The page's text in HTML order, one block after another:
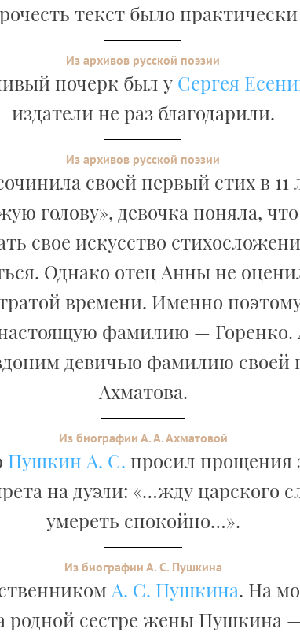
текст было
Из архивов русской поэзии
почерк был у Сергея
издатели не раз благодарили.
Из архивов русской поэзии
своей первый стих в 11
голову», девочка поняла,
свое искусство
Однако отец Анны не
времени. Именно
фамилию —
девичью фамилию своей
Ахматова.
Из биографии А. А. Ахматовой
Пушкин А. С. просил прощения
на дуэли: «…жду царского
умереть спокойно…».
Из биографии А. С. Пушкина
А. С. Пушкина. На
родной сестре жены Пушкина